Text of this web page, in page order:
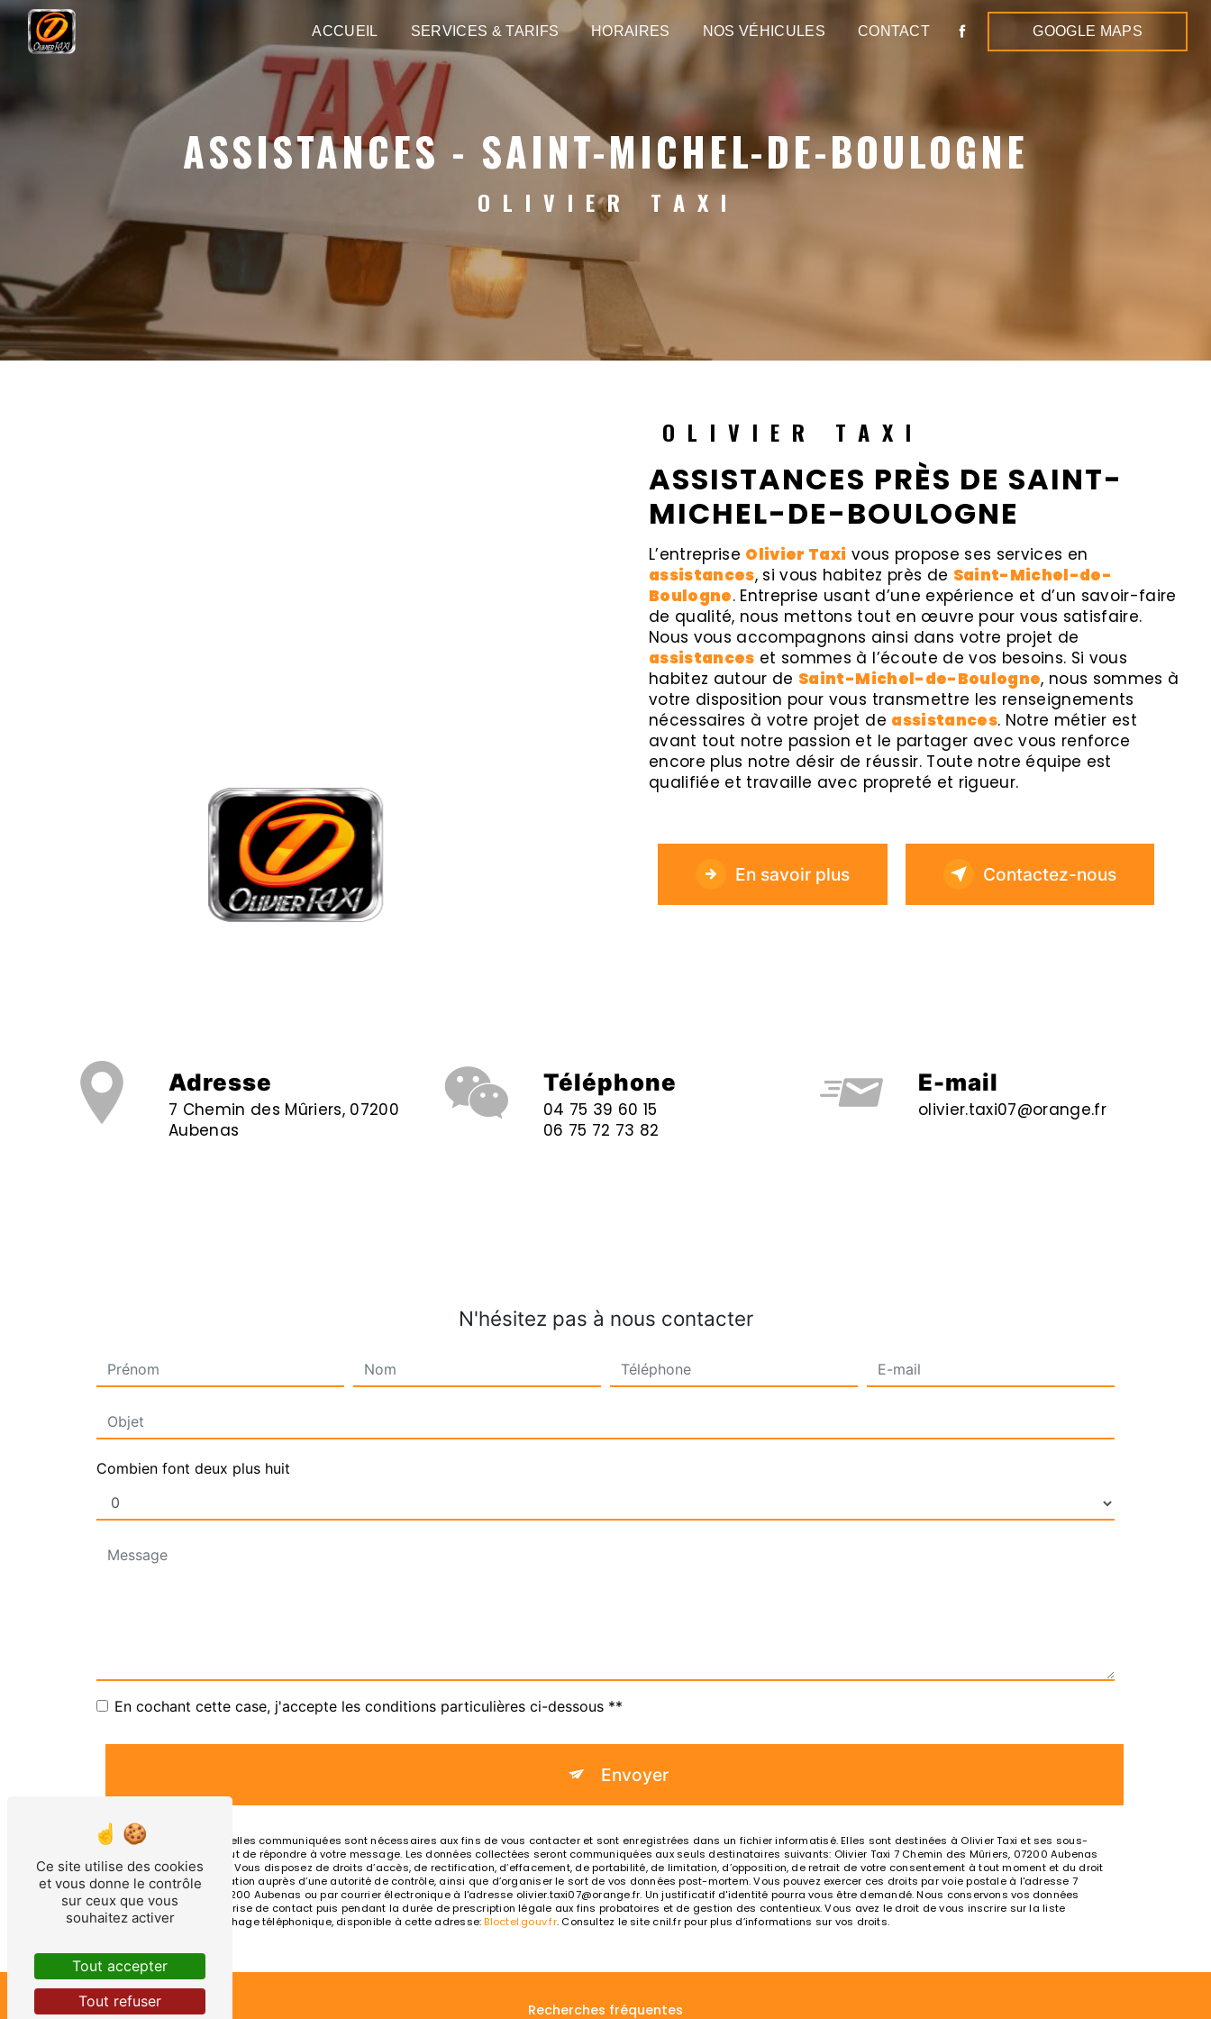
ACCUEIL SERVICES & TARIFS HORAIRES NOS VÉHICULES CONTACT GOOGLE MAPS
ASSISTANCES - SAINT-MICHEL-DE-BOULOGNE
OLIVIER TAXI
OLIVIER TAXI
ASSISTANCES PRÈS DE SAINT-
MICHEL-DE-BOULOGNE
L’entreprise Olivier Taxi vous propose ses services en
assistances, si vous habitez près de Saint-Michel-de-
Boulogne. Entreprise usant d’une expérience et d’un savoir-faire
de qualité, nous mettons tout en œuvre pour vous satisfaire.
Nous vous accompagnons ainsi dans votre projet de
assistances et sommes à l’écoute de vos besoins. Si vous
habitez autour de Saint-Michel-de-Boulogne, nous sommes à
votre disposition pour vous transmettre les renseignements
nécessaires à votre projet de assistances. Notre métier est
avant tout notre passion et le partager avec vous renforce
encore plus notre désir de réussir. Toute notre équipe est
qualifiée et travaille avec propreté et rigueur.
En savoir plus Contactez-nous
Adresse
7 Chemin des Mûriers, 07200
Aubenas
Téléphone
04 75 39 60 15
06 75 72 73 82
E-mail
olivier.taxi07@orange.fr
N'hésitez pas à nous contacter
Combien font deux plus huit
En cochant cette case, j'accepte les conditions particulières ci-dessous **
Envoyer
** Les données personnelles communiquées sont nécessaires aux fins de vous contacter et sont enregistrées dans un fichier informatisé. Elles sont destinées à Olivier Taxi et ses sous-
traitants dans le seul but de répondre à votre message. Les données collectées seront communiquées aux seuls destinataires suivants: Olivier Taxi 7 Chemin des Mûriers, 07200 Aubenas
olivier.taxi07@orange.fr. Vous disposez de droits d’accès, de rectification, d’effacement, de portabilité, de limitation, d’opposition, de retrait de votre consentement à tout moment et du droit
d’introduire une réclamation auprès d’une autorité de contrôle, ainsi que d’organiser le sort de vos données post-mortem. Vous pouvez exercer ces droits par voie postale à l'adresse 7
Chemin des Mûriers, 07200 Aubenas ou par courrier électronique à l'adresse olivier.taxi07@orange.fr. Un justificatif d'identité pourra vous être demandé. Nous conservons vos données
pendant la période de prise de contact puis pendant la durée de prescription légale aux fins probatoires et de gestion des contentieux. Vous avez le droit de vous inscrire sur la liste
d'opposition au démarchage téléphonique, disponible à cette adresse:Bloctel.gouv.fr. Consultez le site cnil.fr pour plus d’informations sur vos droits.
Recherches fréquentes
Panneau de gestion des cookies
Ce site utilise des cookies
et vous donne le contrôle
sur ceux que vous
souhaitez activer
Tout accepter
Tout refuser